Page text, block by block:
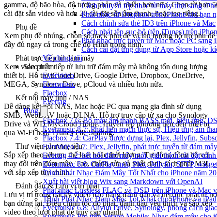
Cách chuyển tệp nhạc từ máy tính sang
Phát nhạc từ Dropbox trên iPhone khi bạn
Cách chỉnh sửa thẻ ID3 trên iPhone và Mac
Cách phát tệp cục bộ (tệp iTunes) trên
Phát nhạc trực tuyến từ Mac hoặc PC sang
Cách cài đặt ứng dụng từ App Store hoặc
Về chúng tôi
Sản phẩm
Evervideo
Evermusic
Flacbox
Evertag
Blog
Flacbox 7.6: Bộ máy âm thanh BASS mới, hiệu ứng,
Evermusic 8.7: Phát liền mạch thực sự, Hiệu ứng âm
Flacbox 7.4: CarPlay được dựng lại, Plex, Jellyfin,
Evervideo 1.7: Plex, Jellyfin, phát trực tuyến từ đám
Evertag 4.2: kết nối đám mây mới, giải thích cài đặt
Evermusic 8.6: CarPlay mới, Plex, Jellyfin, SFTP,
Trình Phát Nhạc Đám Mây Tốt Nhất cho iPhone năm
Xuất bài viết blog Wix sang Markdown với OpenAI
Phát nhạc Lossless FLAC và DSD trên iPhone và Mac
Trình Phát Nhạc Đám Mây Tốt Nhất cho iPhone và iPad
Evermusic 6.8: Aliyun Drive, Synology, phong cách
gamma, độ bão hòa, độ tương phản và nhiều hơn nữa. Chọn từ hơn
cài đặt sẵn video và hơn 20 cài đặt sẵn âm thanh, hoặc tạo riêng.
Phụ đề
Xem phụ đề nhúng, chọn số track phụ đề và tận hưởng hỗ trợ phụ đề
đầy đủ ngay cả trong chế độ Hình trong hình.
Phát trực tiếp từ đám mây
Xem video trực tiếp từ lưu trữ đám mây mà không tốn dung lượng
thiết bị. Hỗ trợ iCloud Drive, Google Drive, Dropbox, OneDrive,
MEGA, Synology Drive, pCloud và nhiều hơn nữa.
Kết nối máy tính / NAS
Dễ dàng kết nối NAS, Mac hoặc PC qua mạng gia đình sử dụng
SMB, WebDAV hoặc DLNA. Hỗ trợ truy cập từ xa cho Synology
Drive và WD MyCloud Home. Truyền tệp phương tiện đến thiết bị
qua Wi-Fi hoặc iTunes File Sharing.
Thư viện phương tiện
Sắp xếp theo album, thể loại hoặc thời lượng. Tự động đồng bộ với
thay đổi trên đám mây. Tạo, chỉnh sửa và xuất danh sách phát M3U
với sắp xếp tùy chỉnh.
Đánh dấu & Lưu vị trí phát
Lưu vị trí trong bất kỳ video nào bằng đánh dấu và tiếp tục phát từ
bạn dừng lại. Điều chỉnh tốc độ phát, đánh dấu yêu thích và sắp xếp
video theo lượt phát để truy cập nhanh.